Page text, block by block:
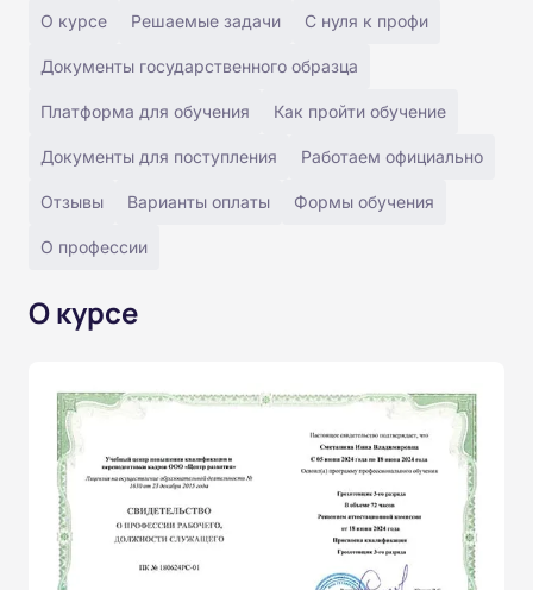
О курсе Решаемые задачи С нуля к профи
Документы государственного образца
Платформа для обучения Как пройти обучение
Документы для поступления Работаем официально
Отзывы Варианты оплаты Формы обучения
О профессии
О курсе